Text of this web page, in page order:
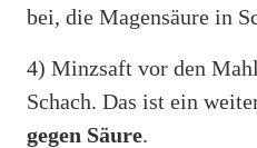
bei, die Magensäure in
4) Minzsaft vor den
Schach. Das ist ein
gegen Säure.